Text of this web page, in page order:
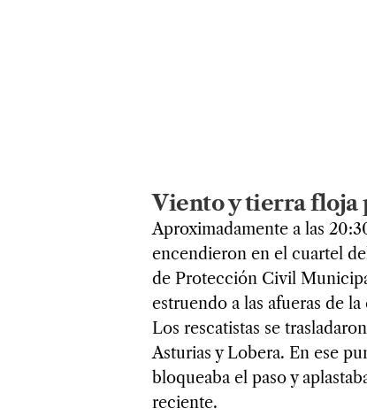
Viento y tierra floja
Aproximadamente a las
encendieron en el cuartel
de Protección Civil
estruendo a las afueras de
Los rescatistas se
Asturias y Lobera. En ese
bloqueaba el paso y
reciente.